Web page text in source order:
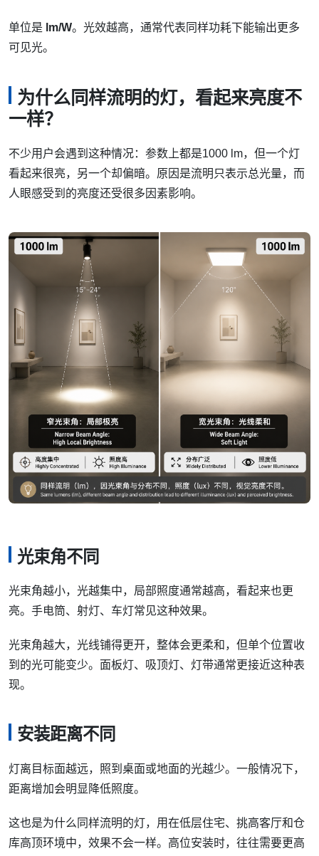
单位是 lm/W。光效越高，通常代表同样功耗下能输出更多
可见光。
为什么同样流明的灯，看起来亮度不
一样？
不少用户会遇到这种情况：参数上都是1000 lm，但一个灯
看起来很亮，另一个却偏暗。原因是流明只表示总光量，而
人眼感受到的亮度还受很多因素影响。
光束角不同
光束角越小，光越集中，局部照度通常越高，看起来也更
亮。手电筒、射灯、车灯常见这种效果。
光束角越大，光线铺得更开，整体会更柔和，但单个位置收
到的光可能变少。面板灯、吸顶灯、灯带通常更接近这种表
现。
安装距离不同
灯离目标面越远，照到桌面或地面的光越少。一般情况下，
距离增加会明显降低照度。
这也是为什么同样流明的灯，用在低层住宅、挑高客厅和仓
库高顶环境中，效果不会一样。高位安装时，往往需要更高